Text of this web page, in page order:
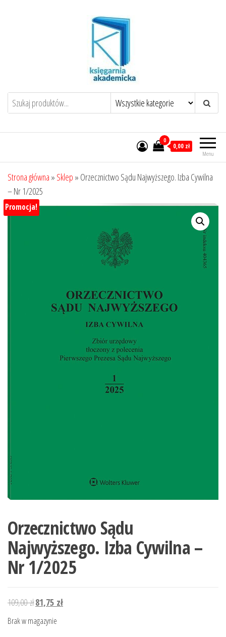
Menu
0
0,00 zł
Strona główna » Sklep » Orzecznictwo Sądu Najwyższego. Izba Cywilna
– Nr 1/2025
Promocja!
Orzecznictwo Sądu
Najwyższego. Izba Cywilna –
Nr 1/2025
109,00złPierwotna
wynosiła:
81,75 złAktualna
Brak w magazynie